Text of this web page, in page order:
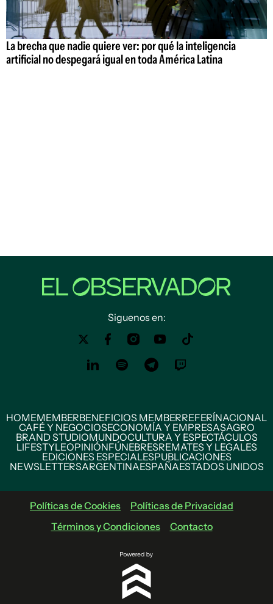
La brecha que nadie quiere ver: por qué la inteligencia
artificial no despegará igual en toda América Latina
Siguenos en:
HOMEMEMBERBENEFICIOS MEMBERREFERÍNACIONAL
CAFÉ Y NEGOCIOSECONOMÍA Y EMPRESASAGRO
BRAND STUDIOMUNDOCULTURA Y ESPECTÁCULOS
LIFESTYLEOPINIÓNFÚNEBRESREMATES Y LEGALES
EDICIONES ESPECIALESPUBLICACIONES
NEWSLETTERSARGENTINAESPAÑAESTADOS UNIDOS
Políticas de Cookies
Políticas de Privacidad
Términos y Condiciones
Contacto